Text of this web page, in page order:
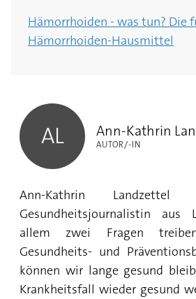
Hämorrhoiden-Schmerzen:
Hämorrhoiden weh?
Hämorrhoiden - was tun? Die
Hämorrhoiden-Hausmittel
AL Ann-Kathrin
AUTOR/-IN
Ann-Kathrin
Gesundheitsjournalistin aus
allem zwei Fragen
Gesundheits- und
können wir lange gesund
Krankheitsfall wieder gesund